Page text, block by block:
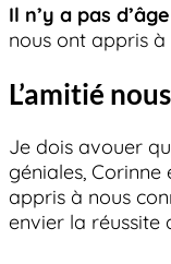
Il n’y a pas
nous ont appris à
L’amitié
Je dois avouer
géniales,
appris à nous
envier la réussite